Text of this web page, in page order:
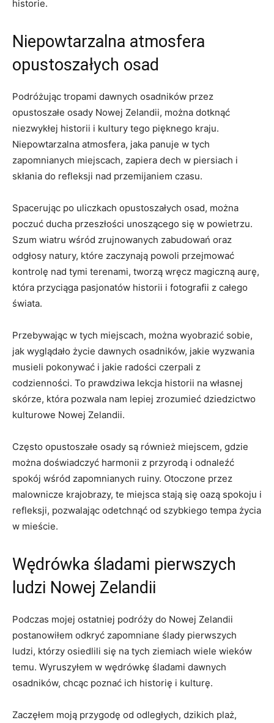
historie.
Niepowtarzalna atmosfera
opustoszałych osad
Podróżując tropami ⁤dawnych osadników przez
opustoszałe ​osady Nowej Zelandii, można dotknąć
niezwykłej historii i⁤ kultury tego pięknego ‌kraju.
Niepowtarzalna ‍atmosfera,​ jaka panuje‌ w tych
zapomnianych miejscach, zapiera dech w piersiach i
skłania do refleksji nad przemijaniem czasu.
Spacerując po uliczkach opustoszałych osad, można
‌poczuć‌ ducha przeszłości⁣ unoszącego ⁢się w powietrzu.
Szum wiatru wśród ‌zrujnowanych zabudowań oraz
odgłosy​ natury,⁣ które zaczynają powoli przejmować
kontrolę nad ‍tymi terenami, tworzą wręcz magiczną⁤ aurę,
która ⁢przyciąga pasjonatów historii​ i fotografii z całego
⁢świata.
Przebywając w ‍tych miejscach, można ‌wyobrazić sobie,
jak wyglądało życie dawnych‌ osadników, jakie wyzwania
musieli pokonywać i jakie radości czerpali ⁤z
codzienności. To prawdziwa lekcja historii na własnej
skórze, ⁣która ​pozwala nam lepiej ‍zrozumieć dziedzictwo‌
kulturowe Nowej ‍Zelandii.
Często opustoszałe osady ‌są również miejscem, gdzie
można doświadczyć harmonii z przyrodą‍ i odnaleźć
spokój ⁣wśród zapomnianych ruiny. Otoczone przez
malownicze krajobrazy, te miejsca stają się oazą spokoju i
refleksji, pozwalając odetchnąć⁣ od szybkiego tempa życia
w ‍mieście.
Wędrówka‌ śladami‌ pierwszych⁣
ludzi Nowej ⁣Zelandii
Podczas mojej ostatniej podróży do Nowej Zelandii
postanowiłem ‍odkryć⁤ zapomniane‍ ślady pierwszych
ludzi, którzy osiedlili‍ się na tych ziemiach wiele wieków
temu. Wyruszyłem w wędrówkę śladami⁤ dawnych
osadników, chcąc poznać ich⁢ historię i kulturę.
Zaczęłem moją⁣ przygodę od odległych, dzikich plaż,